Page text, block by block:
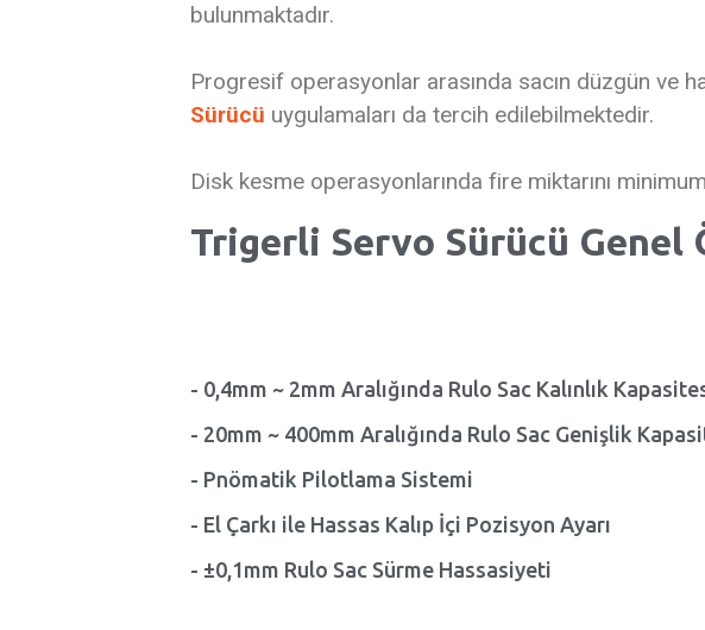
bulunmaktadır.
Progresif operasyonlar arasında sacın düzgün ve
Sürücü uygulamaları da tercih edilebilmektedir.
Disk kesme operasyonlarında fire miktarını
Trigerli Servo Sürücü Genel
- 0,4mm ~ 2mm Aralığında Rulo Sac Kalınlık
- 20mm ~ 400mm Aralığında Rulo Sac Genişlik
- Pnömatik Pilotlama Sistemi
- El Çarkı ile Hassas Kalıp İçi Pozisyon Ayarı
- ±0,1mm Rulo Sac Sürme Hassasiyeti